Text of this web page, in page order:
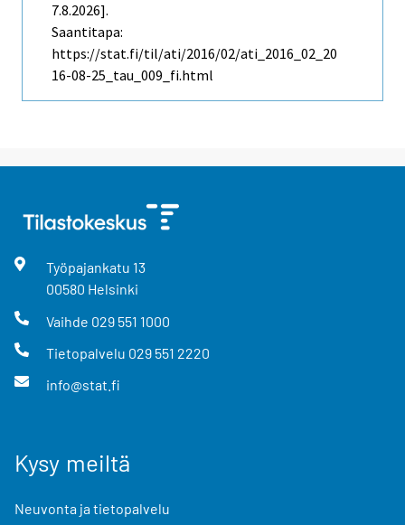
7.8.2026].
Saantitapa:
https://stat.fi/til/ati/2016/02/ati_2016_02_20
16-08-25_tau_009_fi.html
Työpajankatu 13
00580 Helsinki
Vaihde 029 551 1000
Tietopalvelu 029 551 2220
info@stat.fi
Kysy meiltä
Neuvonta ja tietopalvelu